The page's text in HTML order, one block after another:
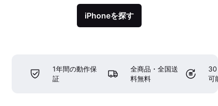
iPhoneを探す
1年間の動作保
証
全商品・全国送
料無料
30
可